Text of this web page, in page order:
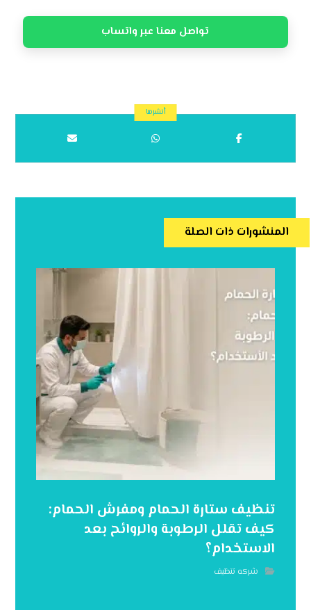
تواصل معنا عبر واتساب
المنشورات ذات الصلة
تنظيف ستارة الحمام ومفرش الحمام:
كيف تقلل الرطوبة والروائح بعد
الاستخدام؟
شركه تنظيف